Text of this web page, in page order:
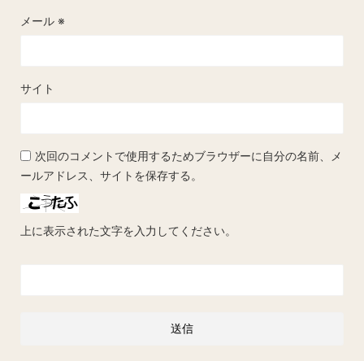
メール ※
サイト
次回のコメントで使用するためブラウザーに自分の名前、メ
ールアドレス、サイトを保存する。
上に表示された文字を入力してください。